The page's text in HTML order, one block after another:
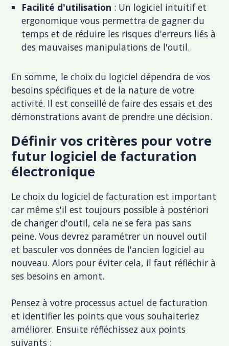
Facilité d'utilisation : Un logiciel intuitif et
ergonomique vous permettra de gagner du
temps et de réduire les risques d'erreurs liés à
des mauvaises manipulations de l'outil.
En somme, le choix du logiciel dépendra de vos
besoins spécifiques et de la nature de votre
activité. Il est conseillé de faire des essais et des
démonstrations avant de prendre une décision.
Définir vos critères pour votre
futur logiciel de facturation
électronique
Le choix du logiciel de facturation est important
car même s'il est toujours possible à postériori
de changer d'outil, cela ne se fera pas sans
peine. Vous devrez paramétrer un nouvel outil
et basculer vos données de l'ancien logiciel au
nouveau. Alors pour éviter cela, il faut réfléchir à
ses besoins en amont.
Pensez à votre processus actuel de facturation
et identifier les points que vous souhaiteriez
améliorer. Ensuite réfléchissez aux points
suivants :